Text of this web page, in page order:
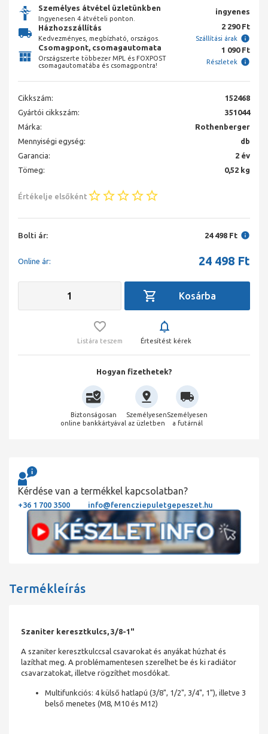
Személyes átvétel üzletünkben
Ingyenesen 4 átvételi ponton.
ingyenes
Házhozszállítás
Kedvezményes, megbízható, országos.
2 290 Ft
Szállítási árak
Csomagpont, csomagautomata
Országszerte többezer MPL és FOXPOST
csomagautomatába és csomagpontra!
1 090 Ft
Részletek
Cikkszám:
152468
Gyártói cikkszám:
351044
Márka:
Rothenberger
Mennyiségi egység:
db
Garancia:
2 év
Tömeg:
0,52 kg
Értékelje elsőként
Bolti ár: 24 498 Ft
Online ár: 24 498 Ft
Listára teszem Értesítést kérek
Hogyan fizethetek?
Biztonságosan
online bankkártyával
Személyesen
az üzletben
Személyesen
a futárnál
Kérdése van a termékkel kapcsolatban?
+36 1 700 3500 info@ferencziepuletgepeszet.hu
Termékleírás
Szaniter keresztkulcs, 3/8-1"
A szaniter keresztkulccsal csavarokat és anyákat húzhat és
lazíthat meg. A problémamentesen szerelhet be és ki radiátor
csavarzatokat, illetve rögzíthet mosdókat.
Multifunkciós: 4 külső hatlapú (3/8", 1/2", 3/4", 1"), illetve 3
belső menetes (M8, M10 és M12)